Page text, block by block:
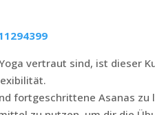
vertraut sind, ist dieser
fortgeschrittene Asanas zu